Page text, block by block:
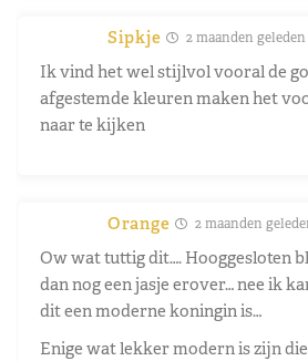
Sipkje 2 maanden geleden
Ik vind het wel stijlvol vooral de
afgestemde kleuren maken het
naar te kijken
Orange 2 maanden
Ow wat tuttig dit…. Hooggesloten
dan nog een jasje erover… nee ik
dit een moderne koningin is…
Enige wat lekker modern is zijn